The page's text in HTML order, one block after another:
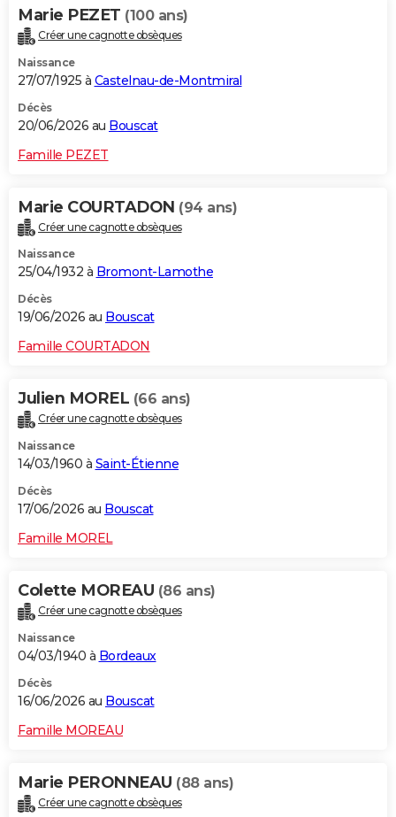
Marie PEZET (100 ans)
Créer une cagnotte obsèques
Naissance
27/07/1925 à Castelnau-de-Montmiral
Décès
20/06/2026 au Bouscat
Famille PEZET
Marie COURTADON (94 ans)
Créer une cagnotte obsèques
Naissance
25/04/1932 à Bromont-Lamothe
Décès
19/06/2026 au Bouscat
Famille COURTADON
Julien MOREL (66 ans)
Créer une cagnotte obsèques
Naissance
14/03/1960 à Saint-Étienne
Décès
17/06/2026 au Bouscat
Famille MOREL
Colette MOREAU (86 ans)
Créer une cagnotte obsèques
Naissance
04/03/1940 à Bordeaux
Décès
16/06/2026 au Bouscat
Famille MOREAU
Marie PERONNEAU (88 ans)
Créer une cagnotte obsèques